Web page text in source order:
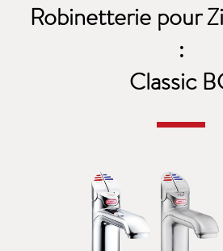
Robinetterie pour
:
Classic